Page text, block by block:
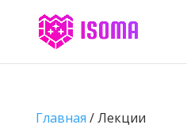
Главная / Лекции